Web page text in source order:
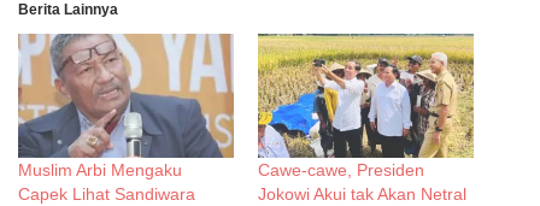
Berita Lainnya
Muslim Arbi Mengaku
Capek Lihat Sandiwara
Cawe-cawe, Presiden
Jokowi Akui tak Akan Netral